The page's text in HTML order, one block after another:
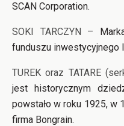
SCAN Corporation.
SOKI TARCZYN –
funduszu inwestycyjnego
TUREK oraz TATARE
jest historycznym
powstało w roku 1925, w
firma Bongrain.